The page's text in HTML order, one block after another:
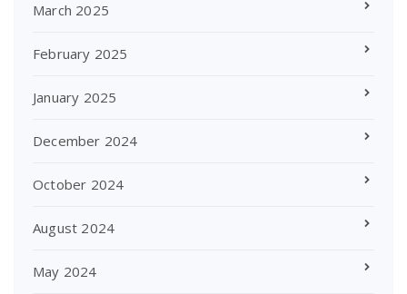
March 2025
February 2025
January 2025
December 2024
October 2024
August 2024
May 2024